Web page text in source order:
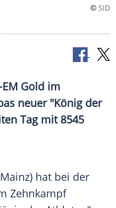
©SID
Gold im
neuer "König der
Tag mit 8545
hat bei der
Zehnkampf